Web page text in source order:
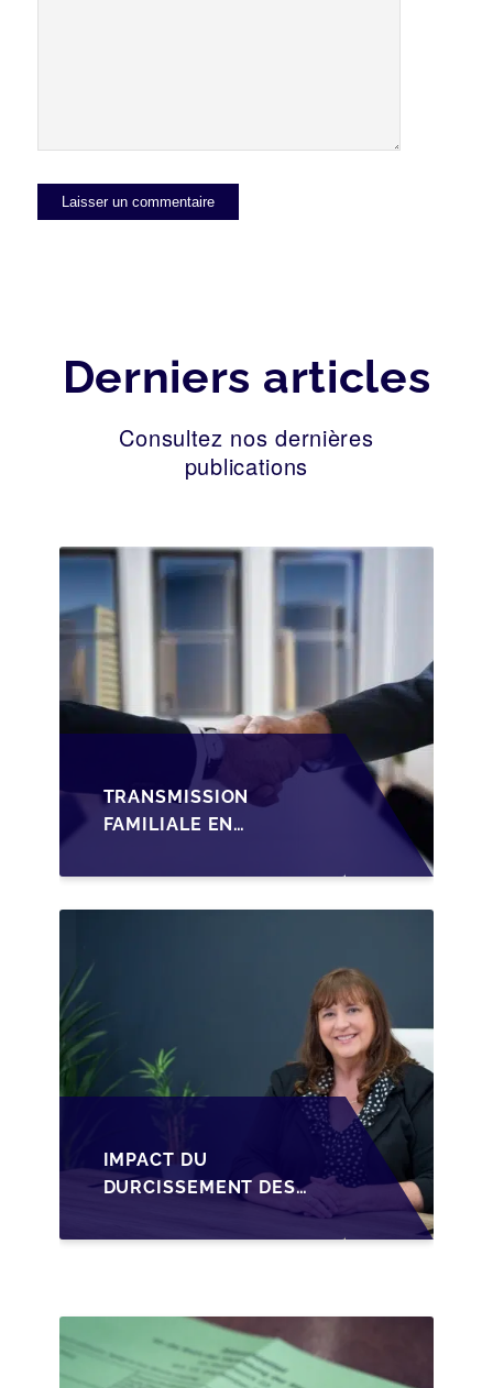
Derniers articles
Consultez nos dernières
publications
TRANSMISSION
FAMILIALE EN
STRUCTURER LA
CESSION DES PARTS
IMPACT DU
DURCISSEMENT DES
CRÉDIT SUR LA